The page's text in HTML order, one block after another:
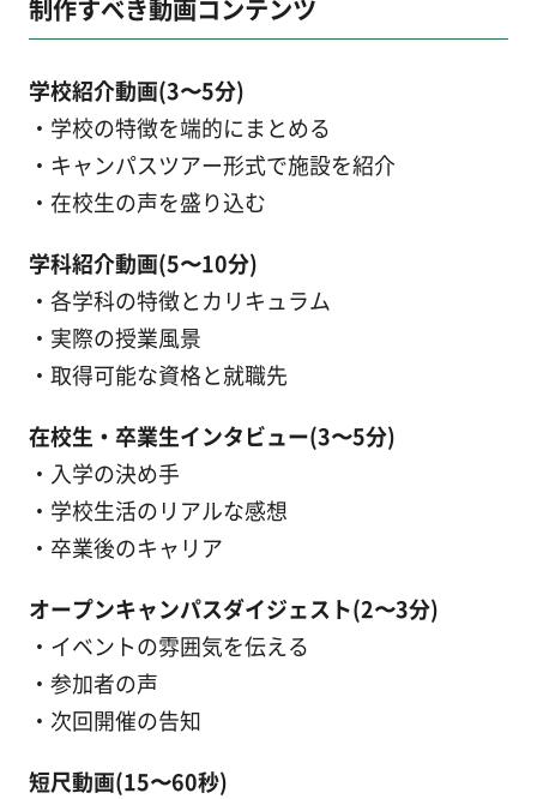
制作すべき動画コンテンツ
学校紹介動画(3〜5分)
・学校の特徴を端的にまとめる
・キャンパスツアー形式で施設を紹介
・在校生の声を盛り込む
学科紹介動画(5〜10分)
・各学科の特徴とカリキュラム
・実際の授業風景
・取得可能な資格と就職先
在校生・卒業生インタビュー(3〜5分)
・入学の決め手
・学校生活のリアルな感想
・卒業後のキャリア
オープンキャンパスダイジェスト(2〜3分)
・イベントの雰囲気を伝える
・参加者の声
・次回開催の告知
短尺動画(15〜60秒)